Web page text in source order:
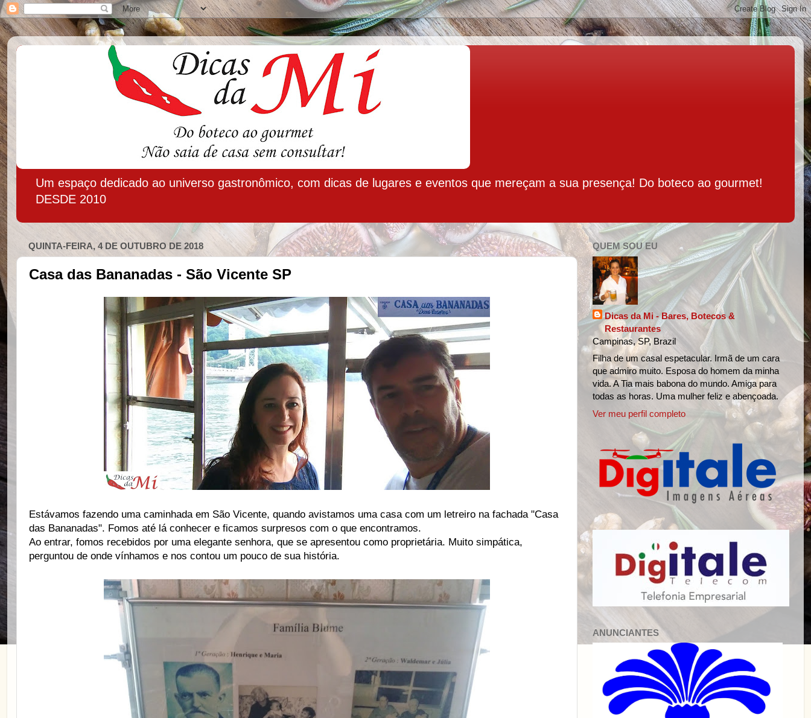
Um espaço dedicado ao universo gastronômico, com dicas de lugares e eventos que mereçam a sua presença! Do boteco ao gourmet!
DESDE 2010
QUINTA-FEIRA, 4 DE OUTUBRO DE 2018
Casa das Bananadas - São Vicente SP
Estávamos fazendo uma caminhada em São Vicente, quando avistamos uma casa com um letreiro na fachada "Casa
das Bananadas". Fomos até lá conhecer e ficamos surpresos com o que encontramos.
Ao entrar, fomos recebidos por uma elegante senhora, que se apresentou como proprietária. Muito simpática,
perguntou de onde vínhamos e nos contou um pouco de sua história.
QUEM SOU EU
Dicas da Mi - Bares, Botecos &
Restaurantes
Campinas, SP, Brazil
Filha de um casal espetacular. Irmã de um cara
que admiro muito. Esposa do homem da minha
vida. A Tia mais babona do mundo. Amiga para
todas as horas. Uma mulher feliz e abençoada.
Ver meu perfil completo
ANUNCIANTES